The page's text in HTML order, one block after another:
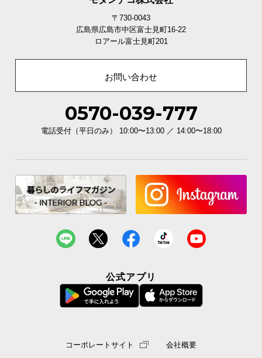
〒730-0043
広島県広島市中区富士見町16-22
ロアール富士見町201
お問い合わせ
0570-039-777
電話受付（平日のみ） 10:00〜13:00 ／ 14:00〜18:00
公式アプリ
コーポレートサイト 会社概要